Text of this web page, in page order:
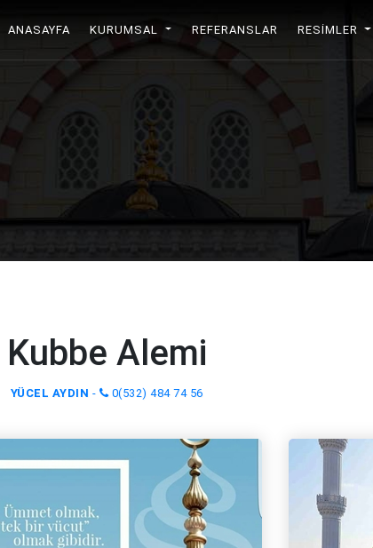
ANASAYFA (CURRENT)
KURUMSAL REFERANSLAR RESIMLER
Kubbe Alemi
YÜCEL AYDIN - 0(532) 484 74 56